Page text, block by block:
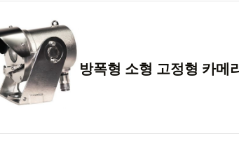
방폭형 소형 고정형 카메